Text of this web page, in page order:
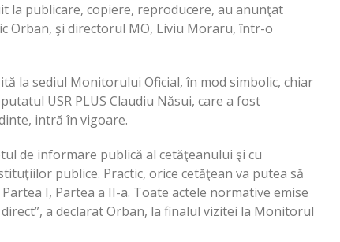
la publicare, copiere, reproducere, au anunţat
Orban, şi directorul MO, Liviu Moraru, într-o
la sediul Monitorului Oficial, în mod simbolic, chiar
USR PLUS Claudiu Năsui, care a fost
intră în vigoare.
de informare publică al cetăţeanului şi cu
publice. Practic, orice cetăţean va putea să
I, Partea a II-a. Toate actele normative emise
a declarat Orban, la finalul vizitei la Monitorul